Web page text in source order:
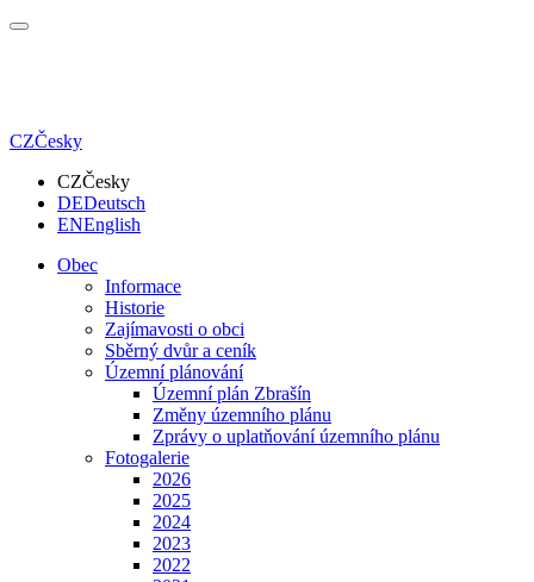
CZČesky
CZČesky
DEDeutsch
ENEnglish
Obec
Informace
Historie
Zajímavosti o obci
Sběrný dvůr a ceník
Územní plánování
Územní plán Zbrašín
Změny územního plánu
Zprávy o uplatňování územního plánu
Fotogalerie
2026
2025
2024
2023
2022